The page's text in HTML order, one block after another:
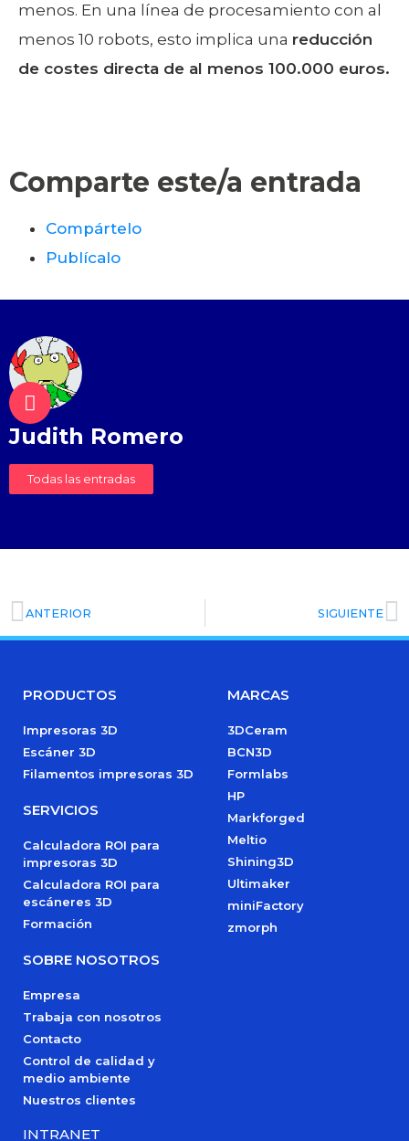
menos. En una línea de procesamiento con al
menos 10 robots, esto implica una reducción
de costes directa de al menos 100.000 euros.
Comparte este/a entrada
Compártelo
Publícalo
Judith Romero
Todas las entradas
ANTERIOR SIGUIENTE
PRODUCTOS
Impresoras 3D
Escáner 3D
Filamentos impresoras 3D
SERVICIOS
Calculadora ROI para
impresoras 3D
Calculadora ROI para
escáneres 3D
Formación
SOBRE NOSOTROS
Empresa
Trabaja con nosotros
Contacto
Control de calidad y
medio ambiente
Nuestros clientes
INTRANET
MARCAS
3DCeram
BCN3D
Formlabs
HP
Markforged
Meltio
Shining3D
Ultimaker
miniFactory
zmorph